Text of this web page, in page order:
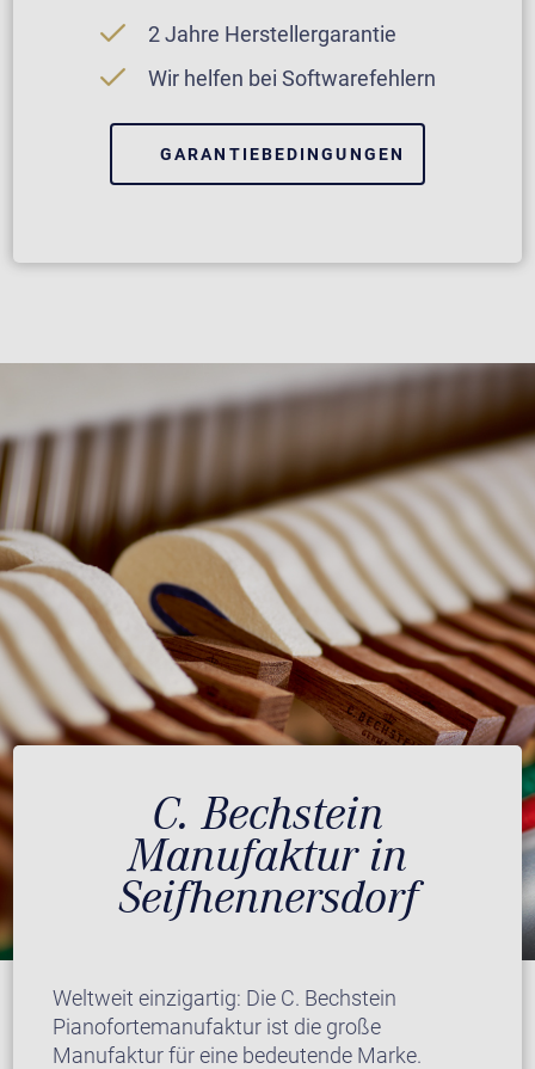
2 Jahre Herstellergarantie
Wir helfen bei Softwarefehlern
GARANTIEBEDINGUNGEN
C. Bechstein
Manufaktur in
Seifhennersdorf
Weltweit einzigartig: Die C. Bechstein
Pianofortemanufaktur ist die große
Manufaktur für eine bedeutende Marke.